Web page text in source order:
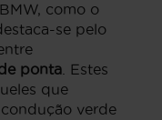
como o
se pelo
ponta . Estes
que
verde